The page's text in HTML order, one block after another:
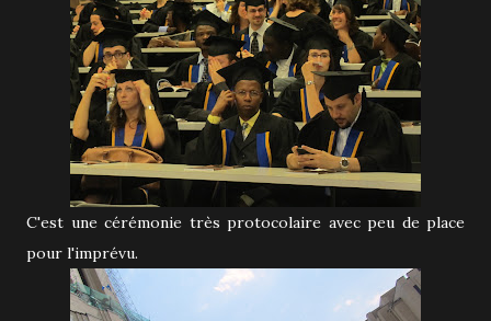
C'est une cérémonie très protocolaire avec peu de place
pour l'imprévu.